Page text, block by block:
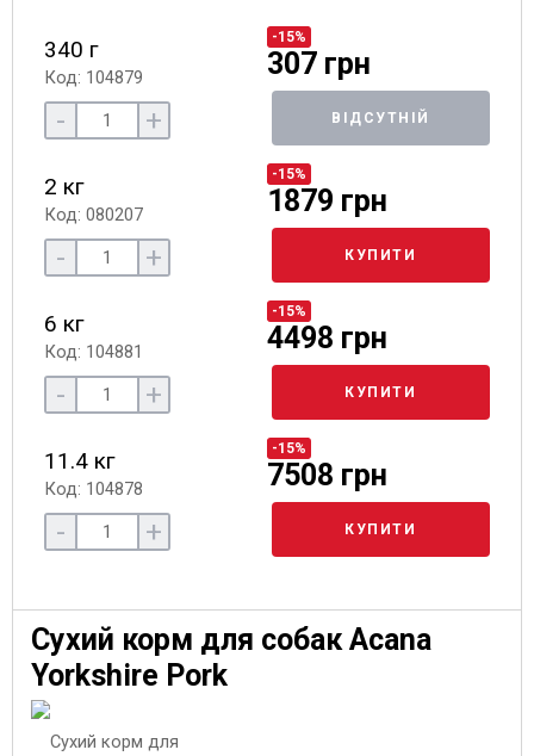
340 г
Код: 104879
-15%
307 грн
- + ВІДСУТНІЙ
2 кг
Код: 080207
-15%
1879 грн
- + КУПИТИ
6 кг
Код: 104881
-15%
4498 грн
- + КУПИТИ
11.4 кг
Код: 104878
-15%
7508 грн
- + КУПИТИ
Сухий корм для собак Acana
Yorkshire Pork